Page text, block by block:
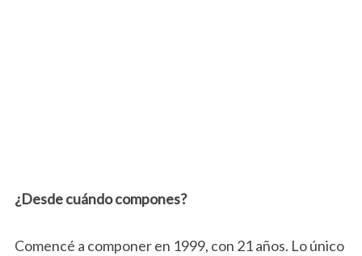
¿Desde cuándo compones?
Comencé a componer en 1999, con 21 años. Lo único